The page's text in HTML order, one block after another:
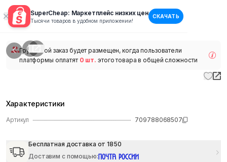
SuperCheap: Маркетплейс низких цен
Тысячи товаров в удобном приложении!
СКАЧАТЬ
1/
Групповой заказ будет размещен, когда пользователи
платформы оплатят 0 шт. этого товара в общей сложности
Характеристики
Артикул 709788068507
Бесплатная доставка от 1850
Доставим с помощью: